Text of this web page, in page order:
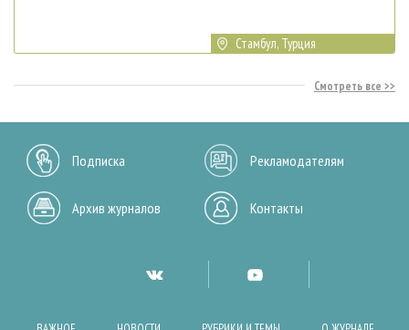
Стамбул, Турция
Смотреть все
Подписка Рекламодателям
Архив журналов Контакты